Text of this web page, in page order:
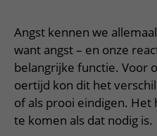
Onderzoeken
Behandelingen
Specialismen
Poliklinieken
Ik heb een afspraak op de
Uw kind voorbereiden
Mijn kind heeft een
Mijn kind ligt op de IC
Over het WKZ
Over ons
Samenwerking
Historie WKZ
Contact en route
Spoed
Meer UMC Utrecht
Angst kennen we
want angst – en onze
belangrijke functie. Voor
oertijd kon dit het
of als prooi eindigen.
te komen als dat nodig is.